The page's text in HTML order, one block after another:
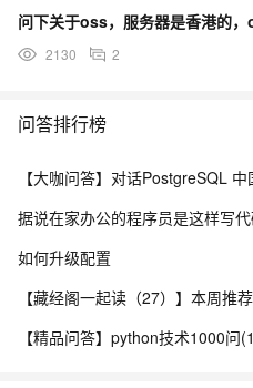
2130 2
问答排行榜
据说在家办公的程序员是这样写代
如何升级配置
【精品问答】python技术1000问